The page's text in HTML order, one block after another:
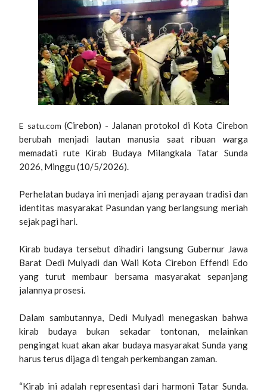
E satu.com(Cirebon) - Jalanan protokol di Kota Cirebon
berubah menjadi lautan manusia saat ribuan warga
memadati rute Kirab Budaya Milangkala Tatar Sunda
2026, Minggu (10/5/2026).
Perhelatan budaya ini menjadi ajang perayaan tradisi dan
identitas masyarakat Pasundan yang berlangsung meriah
sejak pagi hari.
Kirab budaya tersebut dihadiri langsung Gubernur Jawa
Barat Dedi Mulyadi dan Wali Kota Cirebon Effendi Edo
yang turut membaur bersama masyarakat sepanjang
jalannya prosesi.
Dalam sambutannya, Dedi Mulyadi menegaskan bahwa
kirab budaya bukan sekadar tontonan, melainkan
pengingat kuat akan akar budaya masyarakat Sunda yang
harus terus dijaga di tengah perkembangan zaman.
“Kirab ini adalah representasi dari harmoni Tatar Sunda.